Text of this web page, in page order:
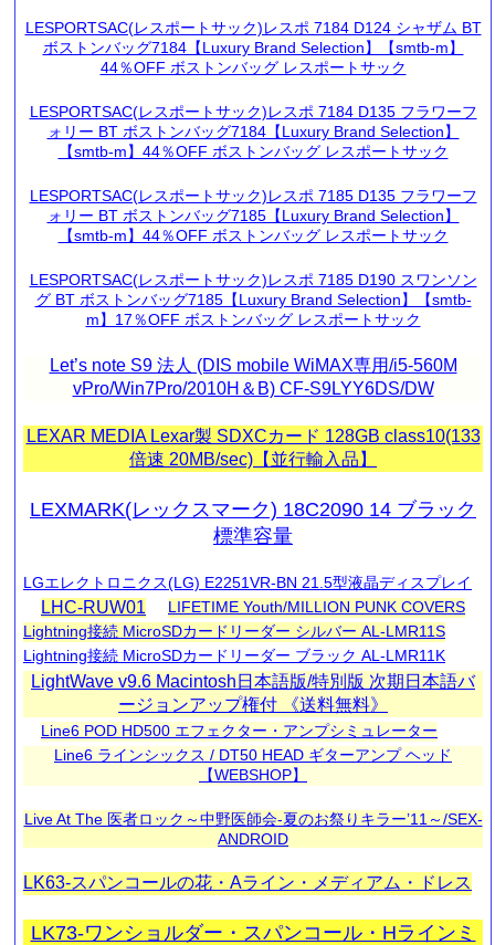
LESPORTSAC(レスポートサック)レスポ 7184 D124 シャザム BT
ボストンバッグ7184【Luxury Brand Selection】【smtb-m】
44％OFF ボストンバッグ レスポートサック
LESPORTSAC(レスポートサック)レスポ 7184 D135 フラワーフ
ォリー BT ボストンバッグ7184【Luxury Brand Selection】
【smtb-m】44％OFF ボストンバッグ レスポートサック
LESPORTSAC(レスポートサック)レスポ 7185 D135 フラワーフ
ォリー BT ボストンバッグ7185【Luxury Brand Selection】
【smtb-m】44％OFF ボストンバッグ レスポートサック
LESPORTSAC(レスポートサック)レスポ 7185 D190 スワンソン
グ BT ボストンバッグ7185【Luxury Brand Selection】【smtb-
m】17％OFF ボストンバッグ レスポートサック
Let’s note S9 法人 (DIS mobile WiMAX専用/i5-560M
vPro/Win7Pro/2010H＆B) CF-S9LYY6DS/DW
LEXAR MEDIA Lexar製 SDXCカード 128GB class10(133
倍速 20MB/sec)【並行輸入品】
LEXMARK(レックスマーク) 18C2090 14 ブラック
標準容量
LGエレクトロニクス(LG) E2251VR-BN 21.5型液晶ディスプレイ
LHC-RUW01
LIFETIME Youth/MILLION PUNK COVERS
Lightning接続 MicroSDカードリーダー シルバー AL-LMR11S
Lightning接続 MicroSDカードリーダー ブラック AL-LMR11K
LightWave v9.6 Macintosh日本語版/特別版 次期日本語バ
ージョンアップ権付 《送料無料》
Line6 POD HD500 エフェクター・アンプシミュレーター
Line6 ラインシックス / DT50 HEAD ギターアンプ ヘッド
【WEBSHOP】
Live At The 医者ロック～中野医師会-夏のお祭りキラー’11～/SEX-
ANDROID
LK63-スパンコールの花・Aライン・メディアム・ドレス
LK73-ワンショルダー・スパンコール・Hラインミ